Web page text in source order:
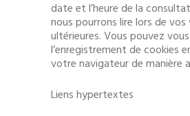
date et l’heure de la
nous pourrons lire lors de vos
ultérieures. Vous pouvez
l’enregistrement de cookies
votre navigateur de manière
Liens hypertextes